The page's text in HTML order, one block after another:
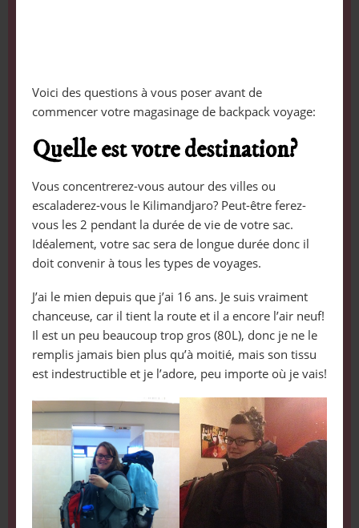
Voici des questions à vous poser avant de
commencer votre magasinage de backpack voyage:
Quelle est votre destination?
Vous concentrerez-vous autour des villes ou
escaladerez-vous le Kilimandjaro? Peut-être ferez-
vous les 2 pendant la durée de vie de votre sac.
Idéalement, votre sac sera de longue durée donc il
doit convenir à tous les types de voyages.
J’ai le mien depuis que j’ai 16 ans. Je suis vraiment
chanceuse, car il tient la route et il a encore l’air neuf!
Il est un peu beaucoup trop gros (80L), donc je ne le
remplis jamais bien plus qu’à moitié, mais son tissu
est indestructible et je l’adore, peu importe où je vais!